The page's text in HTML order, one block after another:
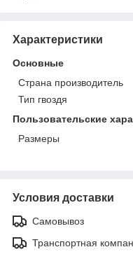
Характеристики
Основные
Страна производитель
Тип гвоздя
Пользовательские
Размеры
Условия доставки
Самовывоз
Транспортная